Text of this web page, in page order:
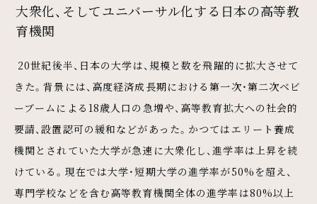
大衆化、そしてユニバーサル化する日本の高等教
育機関
20世紀後半、日本の大学は、規模と数を飛躍的に拡大させて
きた。背景には、高度経済成長期における第一次・第二次ベビ
ーブームによる18歳人口の急増や、高等教育拡大への社会的
要請、設置認可の緩和などがあった。かつてはエリート養成
機関とされていた大学が急速に大衆化し、進学率は上昇を続
けている。現在では大学・短期大学の進学率が50%を超え、
専門学校などを含む高等教育機関全体の進学率は80%以上